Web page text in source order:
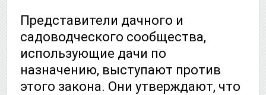
Представители дачного и
садоводческого сообщества,
использующие дачи по
назначению, выступают против
этого закона. Они утверждают, что